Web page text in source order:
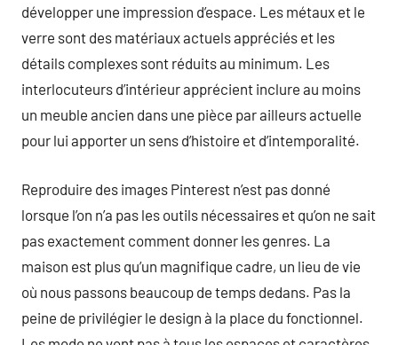
développer une impression d’espace. Les métaux et le
verre sont des matériaux actuels appréciés et les
détails complexes sont réduits au minimum. Les
interlocuteurs d’intérieur apprécient inclure au moins
un meuble ancien dans une pièce par ailleurs actuelle
pour lui apporter un sens d’histoire et d’intemporalité.
Reproduire des images Pinterest n’est pas donné
lorsque l’on n’a pas les outils nécessaires et qu’on ne sait
pas exactement comment donner les genres. La
maison est plus qu’un magnifique cadre, un lieu de vie
où nous passons beaucoup de temps dedans. Pas la
peine de privilégier le design à la place du fonctionnel.